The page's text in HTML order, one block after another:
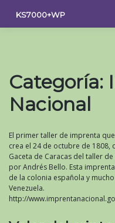
contenido
KS7000+WP
Categoría:
Nacional
El primer taller de imprenta
crea el 24 de octubre de 1808,
Gaceta de Caracas del taller
por Andrés Bello. Esta
de la colonia española y
Venezuela.
http://